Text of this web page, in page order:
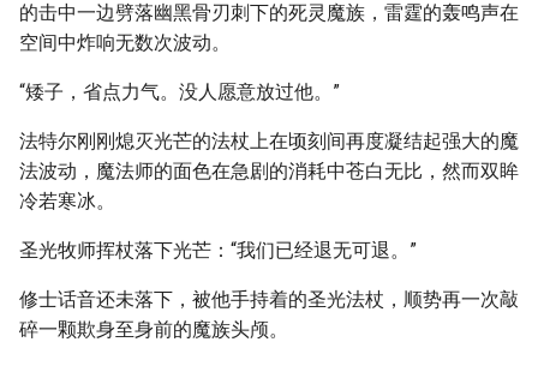
的击中一边劈落幽黑骨刃刺下的死灵魔族，雷霆的轰鸣声在
空间中炸响无数次波动。
“矮子，省点力气。没人愿意放过他。”
法特尔刚刚熄灭光芒的法杖上在顷刻间再度凝结起强大的魔
法波动，魔法师的面色在急剧的消耗中苍白无比，然而双眸
冷若寒冰。
圣光牧师挥杖落下光芒：“我们已经退无可退。”
修士话音还未落下，被他手持着的圣光法杖，顺势再一次敲
碎一颗欺身至身前的魔族头颅。